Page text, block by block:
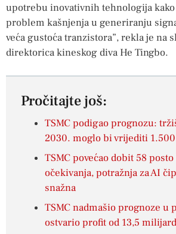
upotrebu inovativnih tehnologija
problem kašnjenja u generiranju
veća gustoća tranzistora”, rekla je na
direktorica kineskog diva He Tingbo.
Pročitajte još:
TSMC podigao prognozu:
2030. moglo bi vrijediti
TSMC povećao dobit 58
očekivanja, potražnja za AI
snažna
TSMC nadmašio prognoze u
ostvario profit od 13,5